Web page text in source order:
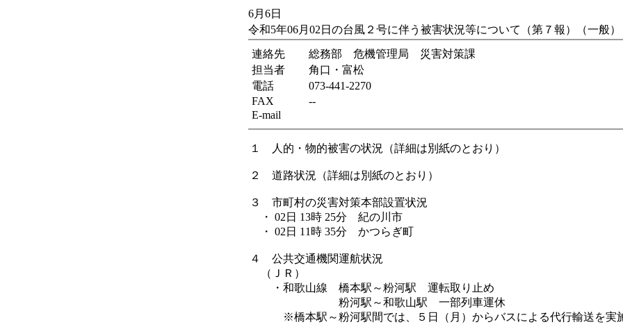
6月6日
令和5年06月02日の台風２号に伴う被害状況等について（第７報）（一般）
連絡先
総務部 危機管理局 災害対策課
担当者
角口・富松
電話
073-441-2270
FAX
--
E-mail
１ 人的・物的被害の状況（詳細は別紙のとおり）
２ 道路状況（詳細は別紙のとおり）
３ 市町村の災害対策本部設置状況
・ 02日 13時 25分 紀の川市
・ 02日 11時 35分 かつらぎ町
４ 公共交通機関運航状況
（ＪＲ）
・和歌山線 橋本駅～粉河駅 運転取り止め
粉河駅～和歌山駅 一部列車運休
※橋本駅～粉河駅間では、５日（月）からバスによる代行輸送を実